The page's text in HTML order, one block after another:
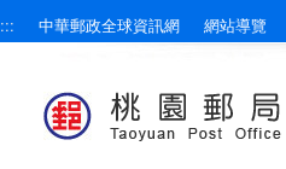
跳到主要內容區塊
::: 中華郵政全球資訊網 網站導覽